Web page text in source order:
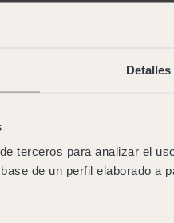
Detalles
terceros para analizar el
de un perfil elaborado a
Milà